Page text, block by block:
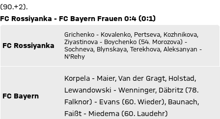
(90.+2).
FC Rossiyanka - FC Bayern Frauen 0:4 (0:1)
FC Rossiyanka
Grichenko - Kovalenko, Pertseva, Kozhnikova,
Ziyastinova - Boychenko (54. Morozova) -
Sochneva, Blynskaya, Terekhova, Aleksanyan -
N'Rehy
FC Bayern
Korpela - Maier, Van der Gragt, Holstad,
Lewandowski - Wenninger, Däbritz (78.
Falknor) - Evans (60. Wieder), Baunach,
Faißt - Miedema (60. Laudehr)